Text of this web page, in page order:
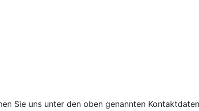
Sie uns unter den oben genannten